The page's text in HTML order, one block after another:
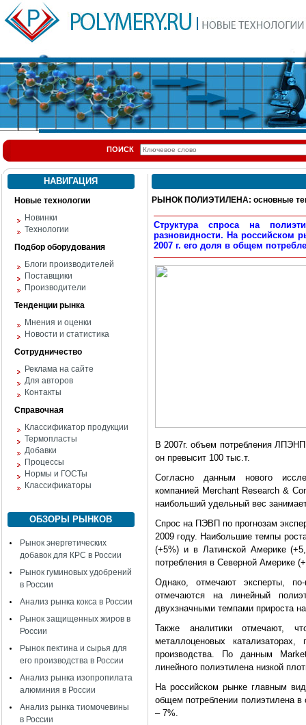
ПОИСК
НАВИГАЦИЯ
Новые технологии
Новинки
Технологии
Подбор оборудования
Блоги производителей
Поставщики
Производители
Тенденции рынка
Мнения и оценки
Новости и статистика
Сотрудничество
Реклама на сайте
Для авторов
Контакты
Справочная
Классификатор продукции
Термопласты
Добавки
Процессы
Нормы и ГОСТы
Классификаторы
ОБЗОРЫ РЫНКОВ
Рынок энергетических
добавок для КРС в России
Рынок гуминовых удобрений
в России
Анализ рынка кокса в России
Рынок защищенных жиров в
России
Рынок пектина и сырья для
его производства в России
Анализ рынка изопропилата
алюминия в России
Анализ рынка тиомочевины
в России
РЫНОК ПОЛИЭТИЛЕНА: основные
Структура спроса на
разновидности. На российском
2007 г. его доля в общем
В 2007г. объем потребления
он превысит 100 тыс.т.
Согласно данным нового
компанией Merchant Research &
наибольший удельный вес
Спрос на ПЭВП по прогнозам
2009 году. Наибольшие темпы
(+5%) и в Латинской Америке
потребления в Северной Америке
Однако, отмечают эксперты,
отмечаются на линейный
двухзначными темпами прироста
Также аналитики отмечают,
металлоценовых
производства. По данным
линейного полиэтилена низкой
На российском рынке главным
общем потреблении полиэтилена
– 7%.